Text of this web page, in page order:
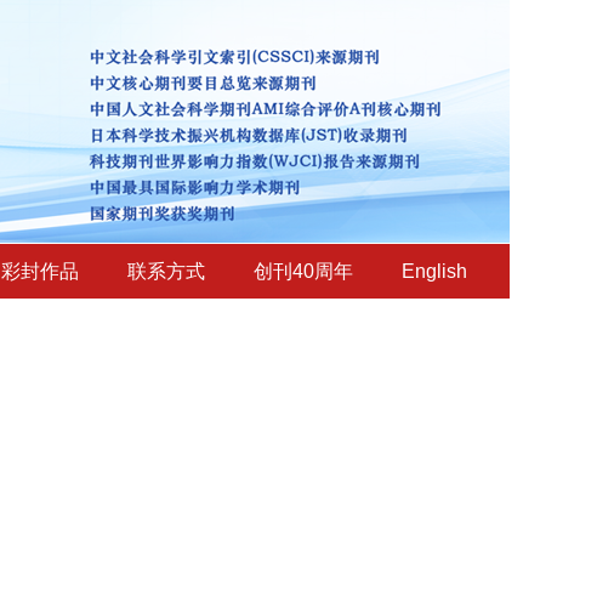
彩封作品 联系方式 创刊40周年 English